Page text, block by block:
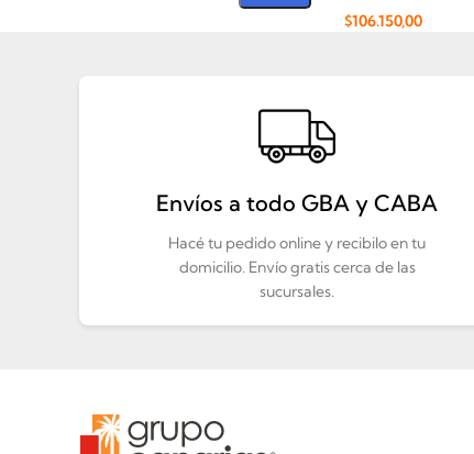
$106.150,00
Envíos a todo GBA y CABA
Hacé tu pedido online y recibilo en tu
domicilio. Envío gratis cerca de las
sucursales.